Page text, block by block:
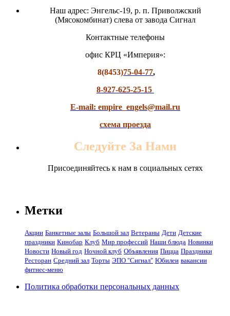
Наш адрес: Энгельс-19, р. п. Приволжский
(Мясокомбинат) слева от завода Сигнал
Контактные телефоны
офис КРЦ «Империя»:
8(8453)75-04-77,
8-927-625-25-15
E-mail: empire_engels@mail.ru
схема проезда
Следуйте За Нами
Присоединяйтесь к нам в социальных сетях
Метки
Акции Банкетные залы Большой зал Ветераны Дети Детские
праздники Кинобар Клуб Мир профессий Наши блюда Новинки
Новости Новый год Ночной клуб Объявления Пицца Праздники
Ресторан Средний зал Торты ЭПО "Сигнал" Юбилеи вакансии
фитнес-меню
Политика обработки персональных данных